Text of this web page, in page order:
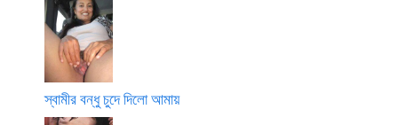
স্বামীর বন্ধু চুদে দিলো আমায়